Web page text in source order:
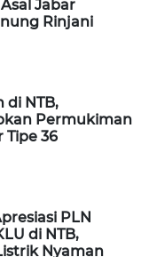
Jabar
Rinjani
di NTB,
Permukiman
Tipe 36
PLN
di NTB,
Nyaman